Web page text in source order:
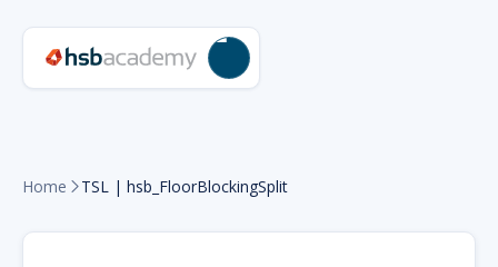
Home  TSL | hsb_FloorBlockingSplit